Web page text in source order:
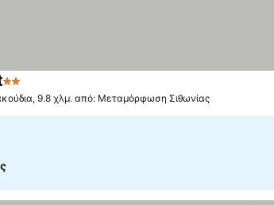
2 Αστέρια
9.8 χλμ. από: Μεταμόρφωση Σιθωνίας